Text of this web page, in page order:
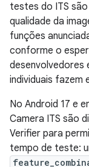
testes do ITS
qualidade da
funções
conforme o
desenvolvedores
individuais fazem
No Android 17 e
Camera ITS são
Verifier para
tempo de teste: